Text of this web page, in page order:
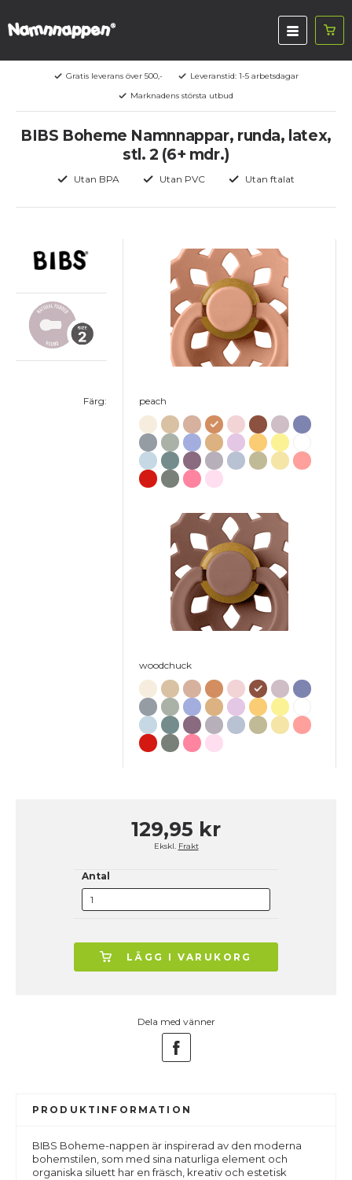
Gratis leverans över 500,-
Leveranstid: 1-5 arbetsdagar
Marknadens största utbud
BIBS Boheme Namnnappar, runda, latex,
stl. 2 (6+ mdr.)
Utan BPA Utan PVC Utan ftalat
Färg: peach
woodchuck
129,95 kr
Ekskl. Frakt
Antal
LÄGG I VARUKORG
Dela med vänner
PRODUKTINFORMATION
BIBS Boheme-nappen är inspirerad av den moderna
bohemstilen, som med sina naturliga element och
organiska siluett har en fräsch, kreativ och estetisk